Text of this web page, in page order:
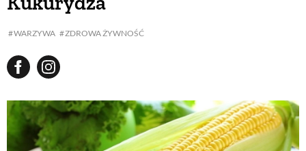
WARZYWA ZDROWA ŻYWNOŚĆ